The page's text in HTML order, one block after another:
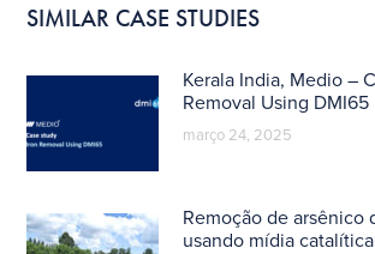
SIMILAR CASE STUDIES
Kerala India, Medio –
Removal Using DMI65
março 24, 2025
Remoção de arsênico
usando mídia catalítica